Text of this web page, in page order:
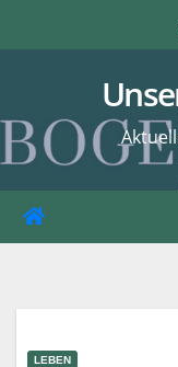
Inhalt
LEBEN